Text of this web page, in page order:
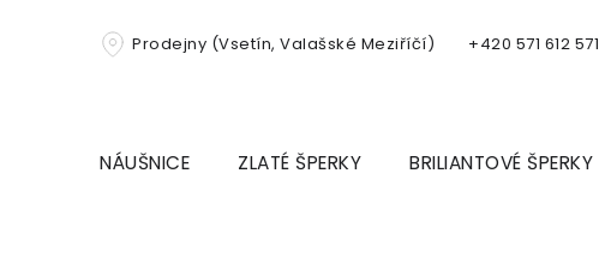
Prodejny (Vsetín, Valašské Meziříčí) +420 571 612 571
NÁUŠNICE ZLATÉ ŠPERKY BRILIANTOVÉ ŠPERKY